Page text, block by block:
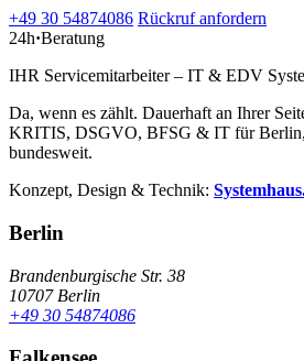
+49 30 54874086 Rückruf anfordern
24h·Beratung
IHR Servicemitarbeiter – IT & EDV
Da, wenn es zählt. Dauerhaft an Ihrer
KRITIS, DSGVO, BFSG & IT für
bundesweit.
Konzept, Design & Technik:
Berlin
Brandenburgische Str. 38
10707 Berlin
+49 30 54874086